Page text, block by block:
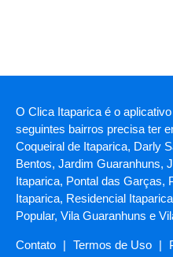
O Clica Itaparica é o
seguintes bairros precisa ter
Coqueiral de Itaparica, Darly
Bentos, Jardim Guaranhuns,
Itaparica, Pontal das Garças,
Itaparica, Residencial
Popular, Vila Guaranhuns e
Contato | Termos de Uso |